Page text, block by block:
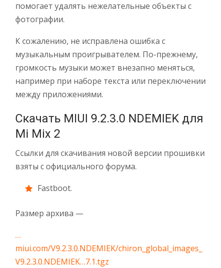
помогает удалять нежелательные объекты с
фотографии.
К сожалению, не исправлена ошибка с
музыкальным проигрывателем. По-прежнему,
громкость музыки может внезапно меняться,
например при наборе текста или переключении
между приложениями.
Скачать MIUI 9.2.3.0 NDEMIEK для
Mi Mix 2
Ссылки для скачивания новой версии прошивки
взяты с официального форума.
Fastboot.
Размер архива —
…
miui.com/V9.2.3.0.NDEMIEK/chiron_global_images_
V9.2.3.0.NDEMIEK…7.1.tgz